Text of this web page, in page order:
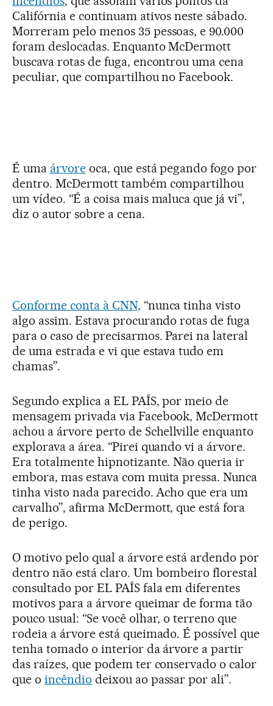
Califórnia e continuam ativos neste sábado.
Morreram pelo menos 35 pessoas, e 90.000
foram deslocadas. Enquanto McDermott
buscava rotas de fuga, encontrou uma cena
peculiar, que compartilhou no Facebook.
É uma árvoreoca, que está pegando fogo por
dentro. McDermott também compartilhou
um vídeo. “É a coisa mais maluca que já vi”,
diz o autor sobre a cena.
Conforme conta à CNN, “nunca tinha visto
algo assim. Estava procurando rotas de fuga
para o caso de precisarmos. Parei na lateral
de uma estrada e vi que estava tudo em
chamas”.
Segundo explica a EL PAÍS, por meio de
mensagem privada via Facebook, McDermott
achou a árvore perto de Schellville enquanto
explorava a área. “Pirei quando vi a árvore.
Era totalmente hipnotizante. Não queria ir
embora, mas estava com muita pressa. Nunca
tinha visto nada parecido. Acho que era um
carvalho”, afirma McDermott, que está fora
de perigo.
O motivo pelo qual a árvore está ardendo por
dentro não está claro. Um bombeiro florestal
consultado por EL PAÍS fala em diferentes
motivos para a árvore queimar de forma tão
pouco usual: “Se você olhar, o terreno que
rodeia a árvore está queimado. É possível que
tenha tomado o interior da árvore a partir
das raízes, que podem ter conservado o calor
que o incêndio deixou ao passar por ali”.